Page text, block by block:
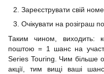
Зареєструвати свій
Очікувати на розіграш
Таким чином, виходить:
поштою = 1 шанс на
Series Touring. Чим більше
акції, тим вищі ваші